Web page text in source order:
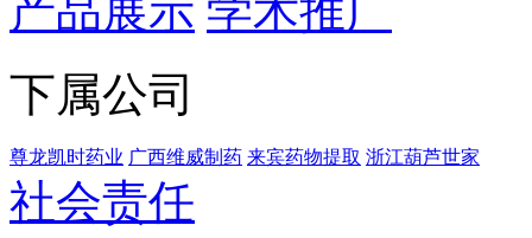
产品展示 学术推广
下属公司
尊龙凯时药业 广西维威制药 来宾药物提取 浙江葫芦世家
社会责任